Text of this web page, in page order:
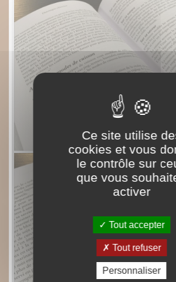
Ce site utilise
cookies et vous
le contrôle sur
que vous
activer
Tout accepter
Tout refuser
Personnaliser